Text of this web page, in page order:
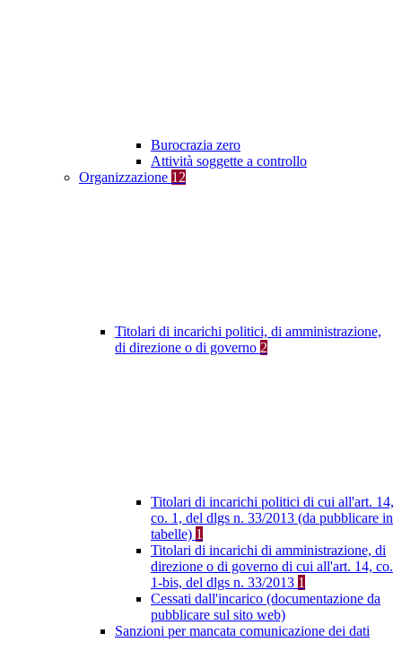
Burocrazia zero
Attività soggette a controllo
Organizzazione 12
Titolari di incarichi politici, di amministrazione,
di direzione o di governo 2
Titolari di incarichi politici di cui all'art. 14,
co. 1, del dlgs n. 33/2013 (da pubblicare in
tabelle) 1
Titolari di incarichi di amministrazione, di
direzione o di governo di cui all'art. 14, co.
1-bis, del dlgs n. 33/2013 1
Cessati dall'incarico (documentazione da
pubblicare sul sito web)
Sanzioni per mancata comunicazione dei dati